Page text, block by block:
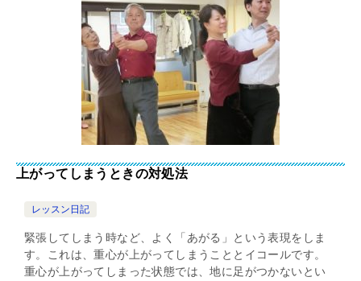
上がってしまうときの対処法
レッスン日記
緊張してしまう時など、よく「あがる」という表現をしま
す。これは、重心が上がってしまうこととイコールです。
重心が上がってしまった状態では、地に足がつかないとい